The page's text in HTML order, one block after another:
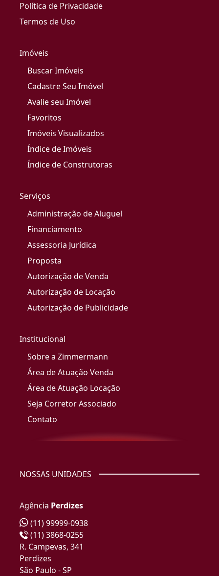
Política de Privacidade
Termos de Uso
Imóveis
Buscar Imóveis
Cadastre Seu Imóvel
Avalie seu Imóvel
Favoritos
Imóveis Visualizados
Índice de Imóveis
Índice de Construtoras
Serviços
Administração de Aluguel
Financiamento
Assessoria Jurídica
Proposta
Autorização de Venda
Autorização de Locação
Autorização de Publicidade
Institucional
Sobre a Zimmermann
Área de Atuação Venda
Área de Atuação Locação
Seja Corretor Associado
Contato
NOSSAS UNIDADES
Agência Perdizes
(11) 99999-0938
(11) 3868-0255
R. Campevas, 341
Perdizes
São Paulo - SP